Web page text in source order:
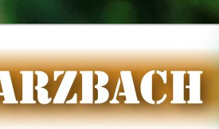
e.V.